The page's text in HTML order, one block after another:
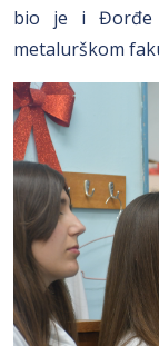
bio je i Đorđe
metalurškom